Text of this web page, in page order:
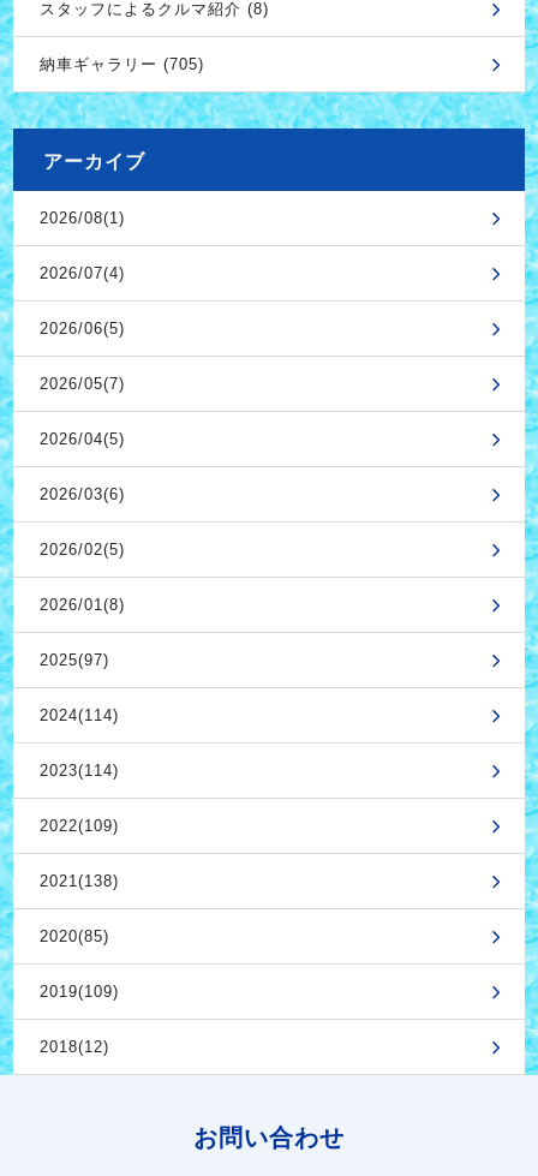
スタッフによるクルマ紹介 (8)
納車ギャラリー (705)
アーカイブ
2026/08(1)
2026/07(4)
2026/06(5)
2026/05(7)
2026/04(5)
2026/03(6)
2026/02(5)
2026/01(8)
2025(97)
2024(114)
2023(114)
2022(109)
2021(138)
2020(85)
2019(109)
2018(12)
お問い合わせ